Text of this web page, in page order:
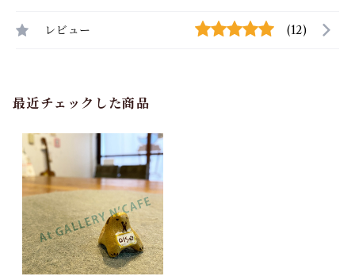
レビュー (12)
最近チェックした商品